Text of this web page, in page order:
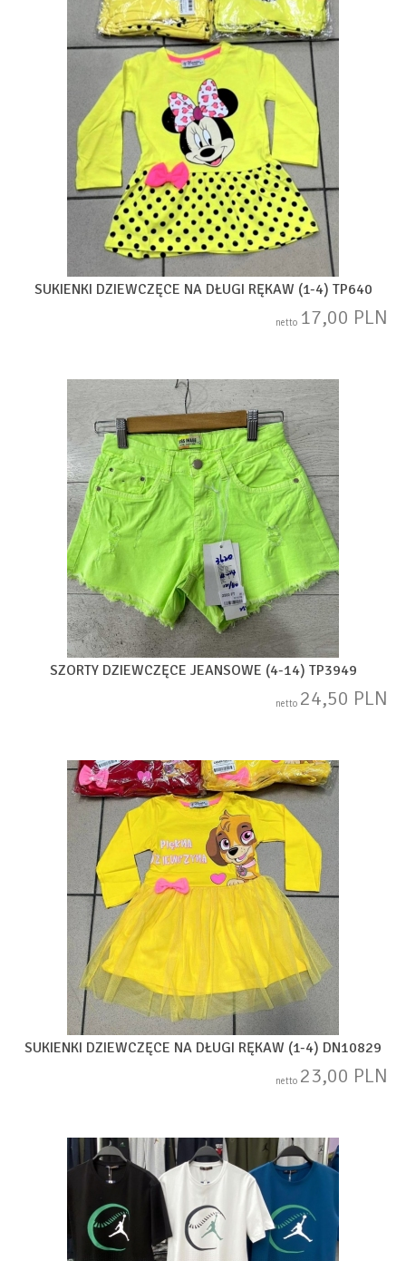
SUKIENKI DZIEWCZĘCE NA DŁUGI RĘKAW (1-4) TP640
netto 17,00 PLN
SZORTY DZIEWCZĘCE JEANSOWE (4-14) TP3949
netto 24,50 PLN
SUKIENKI DZIEWCZĘCE NA DŁUGI RĘKAW (1-4) DN10829
netto 23,00 PLN